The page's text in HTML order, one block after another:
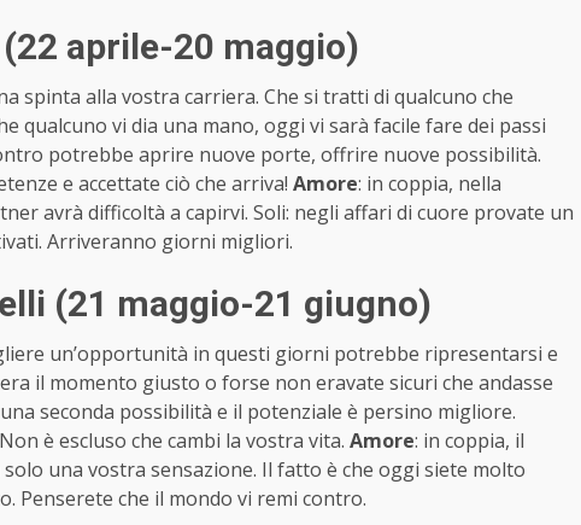
aprile-20 maggio)
spinta alla vostra carriera. Che si tratti di qualcuno che
qualcuno vi dia una mano, oggi vi sarà facile fare dei passi
potrebbe aprire nuove porte, offrire nuove possibilità.
e accettate ciò che arriva! Amore: in coppia, nella
avrà difficoltà a capirvi. Soli: negli affari di cuore provate un
Arriveranno giorni migliori.
(21 maggio-21 giugno)
un’opportunità in questi giorni potrebbe ripresentarsi e
il momento giusto o forse non eravate sicuri che andasse
seconda possibilità e il potenziale è persino migliore.
è escluso che cambi la vostra vita. Amore: in coppia, il
una vostra sensazione. Il fatto è che oggi siete molto
Penserete che il mondo vi remi contro.